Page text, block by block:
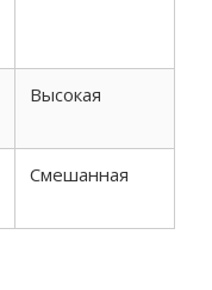
Высокая
Смешанная